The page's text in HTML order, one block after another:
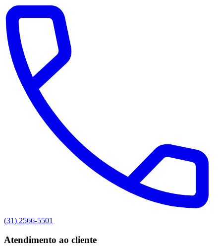
(31) 2566-5501
Atendimento ao cliente